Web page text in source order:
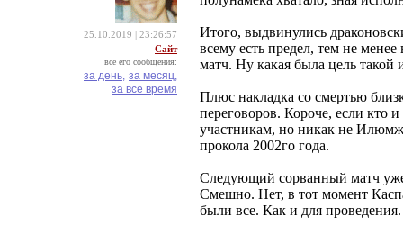
25.10.2019 | 23:26:57
Сайт
все его сообщения:
за день, за месяц,
за все время
Итого, выдвинулись
всему есть предел, тем не
матч. Ну какая была цель такой и
Плюс накладка со смертью
переговоров. Короче, если кто
участникам, но никак не
прокола 2002го года.
Следующий сорванный матч
Смешно. Нет, в тот момент
были все. Как и для проведения.